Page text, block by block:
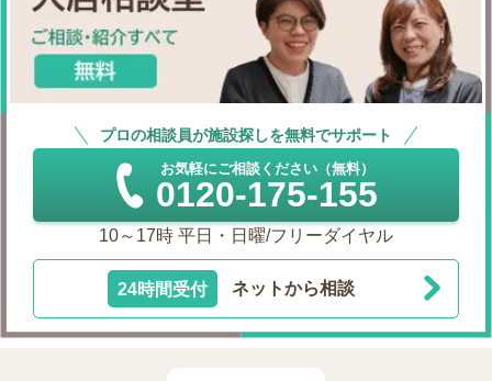
プロの相談員が施設探しを無料でサポート
お気軽にご相談ください（無料）
0120-175-155
10～17時 平日・日曜/フリーダイヤル
24時間受付 ネットから相談